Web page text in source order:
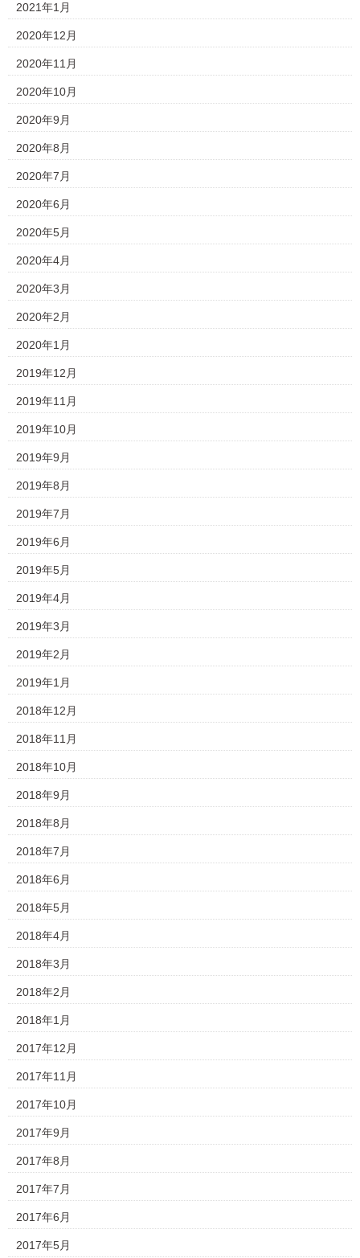
2021年1月
2020年12月
2020年11月
2020年10月
2020年9月
2020年8月
2020年7月
2020年6月
2020年5月
2020年4月
2020年3月
2020年2月
2020年1月
2019年12月
2019年11月
2019年10月
2019年9月
2019年8月
2019年7月
2019年6月
2019年5月
2019年4月
2019年3月
2019年2月
2019年1月
2018年12月
2018年11月
2018年10月
2018年9月
2018年8月
2018年7月
2018年6月
2018年5月
2018年4月
2018年3月
2018年2月
2018年1月
2017年12月
2017年11月
2017年10月
2017年9月
2017年8月
2017年7月
2017年6月
2017年5月